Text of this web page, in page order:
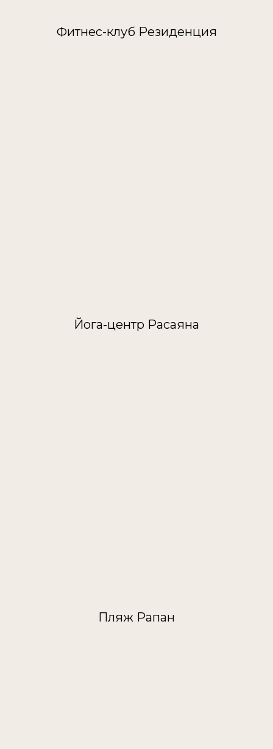
Фитнес-клуб Резиденция
Йога-центр Расаяна
Пляж Рапан